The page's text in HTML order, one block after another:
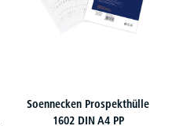
Soennecken Prospekthülle
1602 DIN A4 PP